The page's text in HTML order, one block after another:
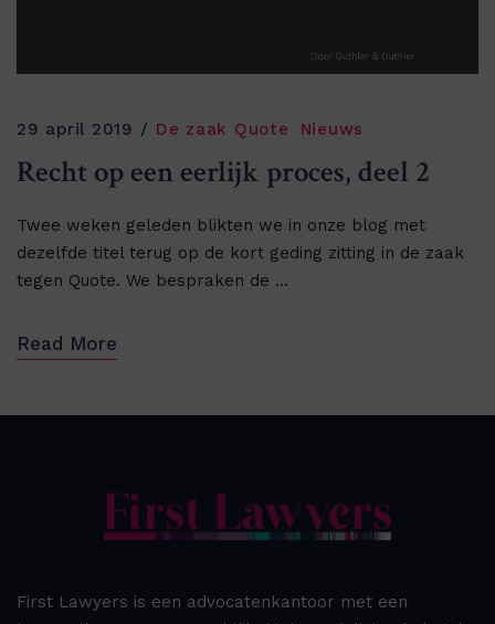
29 april 2019 De zaak Quote Nieuws
Recht op een eerlijk proces, deel 2
Twee weken geleden blikten we in onze blog met
dezelfde titel terug op de kort geding zitting in de zaak
tegen Quote. We bespraken de ...
Read More
First Lawyers is een advocatenkantoor met een